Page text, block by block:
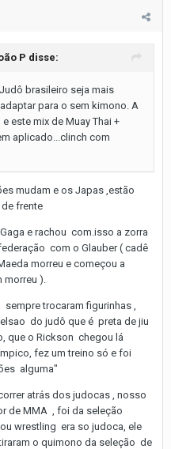
P disse:
brasileiro seja mais
para o sem kimono. A
este mix de Muay Thai +
aplicado...clinch com
mudam e os Japas ,estão
frente
e rachou com.isso a zorra
com o Glauber ( cadê
morreu e começou a
).
trocaram figurinhas ,
do judô que é preta de jiu
que o Rickson chegou lá
fez um treino só e foi
alguma"
atrás dos judocas , nosso
de MMA , foi da seleção
wrestling era so judoca, ele
o quimono da seleção de